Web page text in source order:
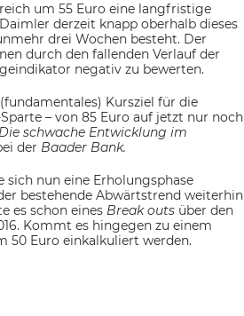
um 55 Euro eine langfristige
derzeit knapp oberhalb dieses
drei Wochen besteht. Der
durch den fallenden Verlauf der
negativ zu bewerten.
Kursziel für die
– von 85 Euro auf jetzt nur noch
schwache Entwicklung im
der Baader Bank.
nun eine Erholungsphase
bestehende Abwärtstrend weiterhin
es schon eines Break outs über den
Kommt es hingegen zu einem
50 Euro einkalkuliert werden.